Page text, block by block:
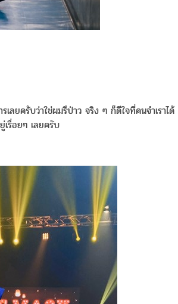
ลยครับว่าใช่ผมรึป่าว จริง ๆ ก็ดีใจที่คนจำเราได้
รื่อยๆ เลยครับ